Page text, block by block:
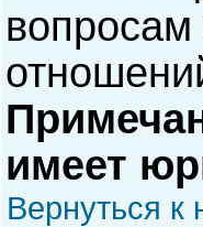
имеет
Вернуться к